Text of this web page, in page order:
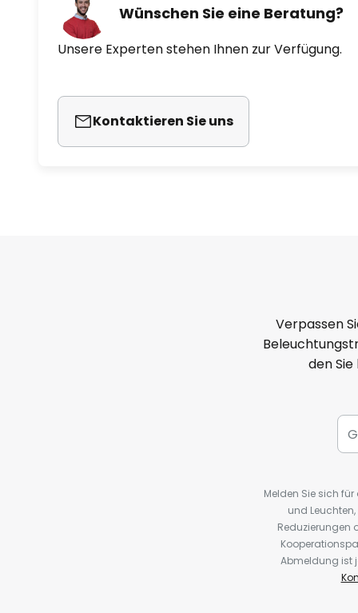
Wünschen Sie eine Beratung?
Unsere Experten stehen Ihnen zur Verfügung.
Kontaktieren Sie uns
Verpassen
den
Melden Sie sich
und
Reduzierungen
Abmeldung ist